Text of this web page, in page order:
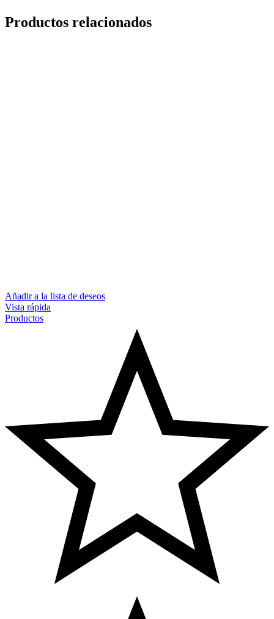
Productos relacionados
Añadir a la lista de deseos
Vista rápida
Productos